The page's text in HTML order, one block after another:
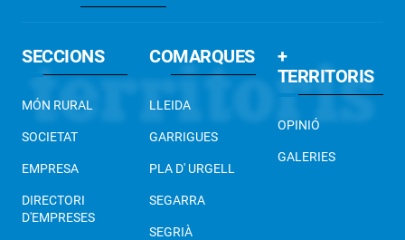
SECCIONS
MÓN RURAL
SOCIETAT
EMPRESA
DIRECTORI
D'EMPRESES
COMARQUES
LLEIDA
GARRIGUES
PLA D' URGELL
SEGARRA
SEGRIÀ
+
TERRITORIS
OPINIÓ
GALERIES